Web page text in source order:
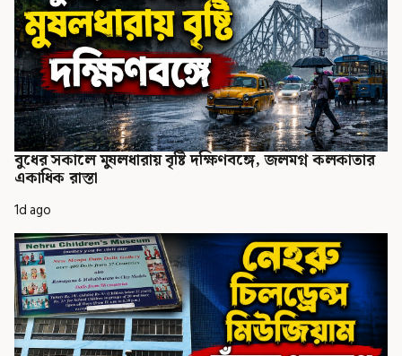
বুধের সকালে মুষলধারায় বৃষ্টি দক্ষিণবঙ্গে, জলমগ্ন কলকাতার
একাধিক রাস্তা
1d ago